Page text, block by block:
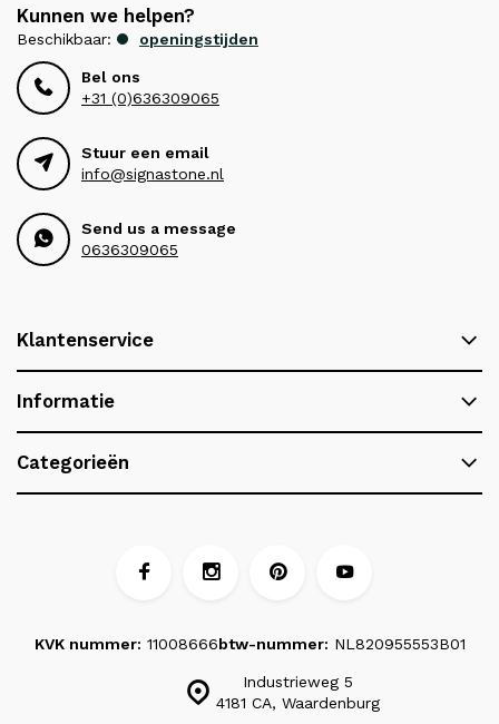
Kunnen we helpen?
Beschikbaar: openingstijden
Bel ons
+31 (0)636309065
Stuur een email
info@signastone.nl
Send us a message
0636309065
Klantenservice
Informatie
Categorieën
Industrieweg 5
4181 CA, Waardenburg
KVK nummer: 11008666btw-nummer: NL820955553B01